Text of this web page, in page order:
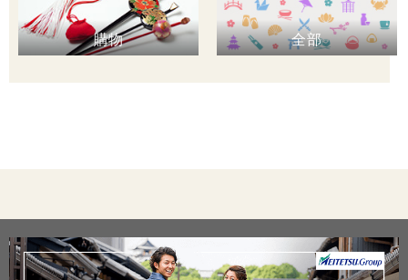
購物 全部